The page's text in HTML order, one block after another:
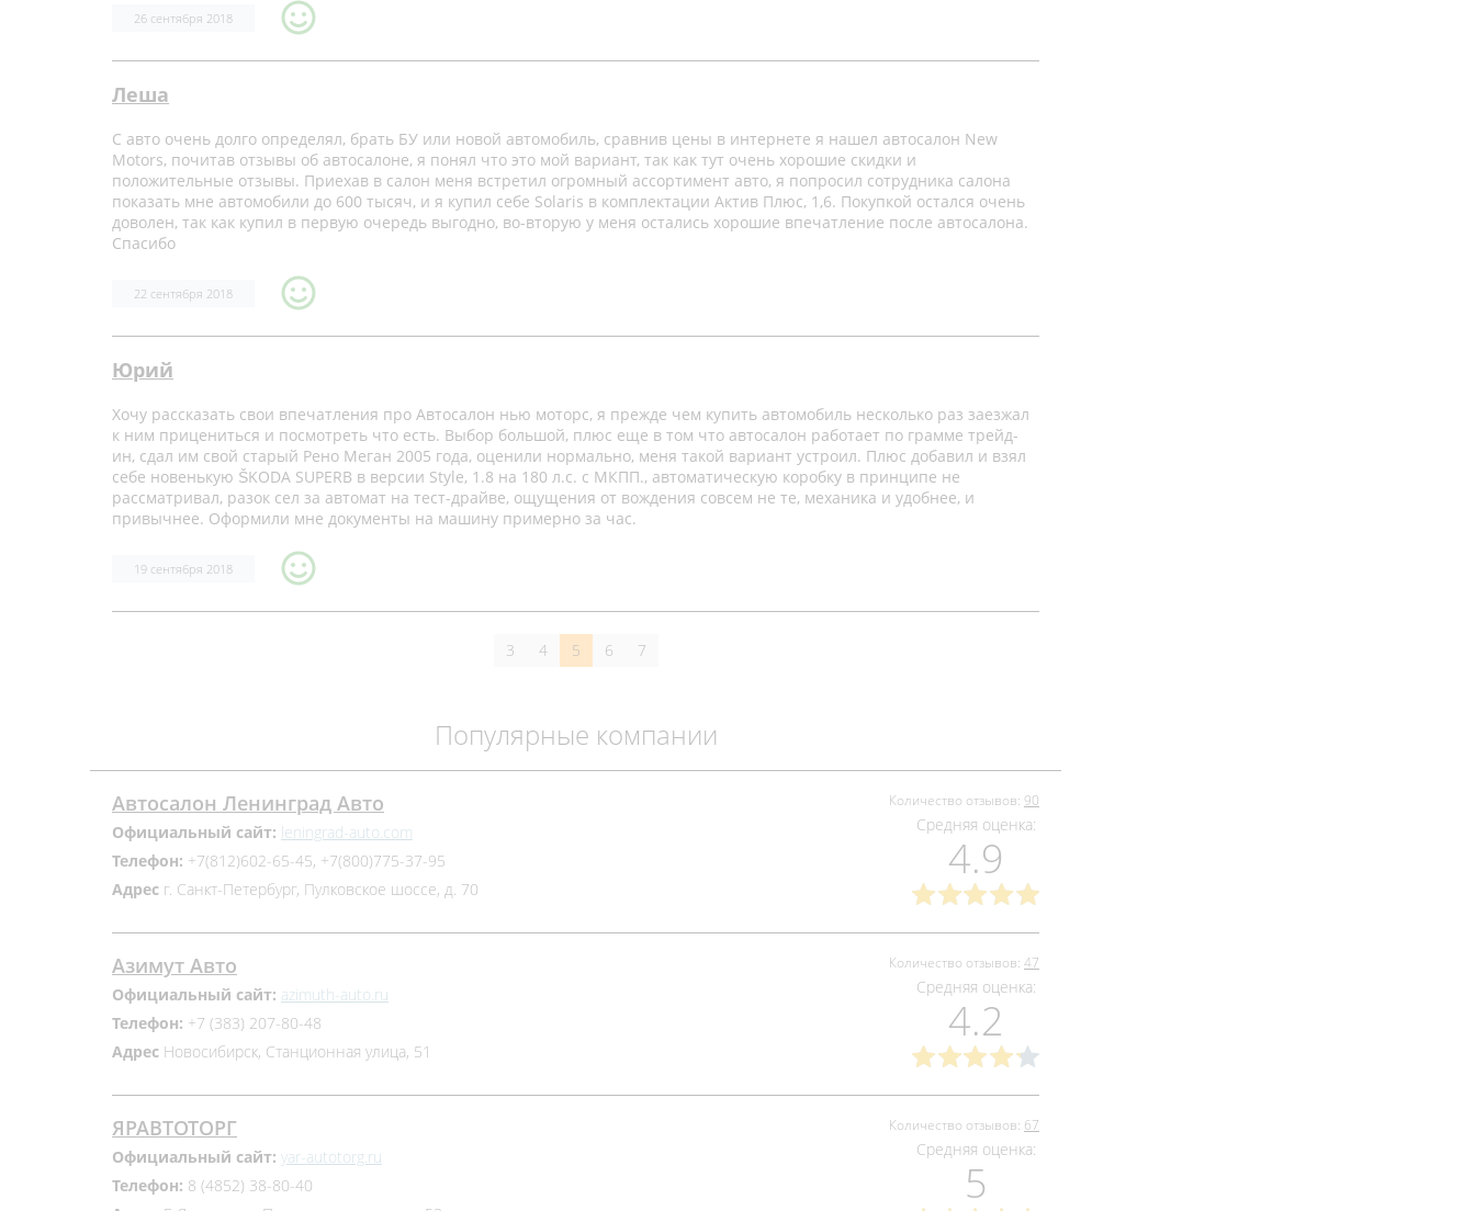
26 сентября 2018
Леша
С авто очень долго определял, брать БУ или новой автомобиль, сравнив цены в интернете я нашел автосалон New
Motors, почитав отзывы об автосалоне, я понял что это мой вариант, так как тут очень хорошие скидки и
положительные отзывы. Приехав в салон меня встретил огромный ассортимент авто, я попросил сотрудника салона
показать мне автомобили до 600 тысяч, и я купил себе Solaris в комплектации Актив Плюс, 1,6. Покупкой остался очень
доволен, так как купил в первую очередь выгодно, во-вторую у меня остались хорошие впечатление после автосалона.
Спасибо
22 сентября 2018
Юрий
Хочу рассказать свои впечатления про Автосалон нью моторс, я прежде чем купить автомобиль несколько раз заезжал
к ним прицениться и посмотреть что есть. Выбор большой, плюс еще в том что автосалон работает по грамме трейд-
ин, сдал им свой старый Рено Меган 2005 года, оценили нормально, меня такой вариант устроил. Плюс добавил и взял
себе новенькую ŠKODA SUPERB в версии Style, 1.8 на 180 л.с. с МКПП., автоматическую коробку в принципе не
рассматривал, разок сел за автомат на тест-драйве, ощущения от вождения совсем не те, механика и удобнее, и
привычнее. Оформили мне документы на машину примерно за час.
19 сентября 2018
3 4 5 6 7
Популярные компании
Количество отзывов: 90
Средняя оценка:
4.9
Автосалон Ленинград Авто
Официальный сайт: leningrad-auto.com
Телефон: +7(812)602-65-45, +7(800)775-37-95
Адрес г. Санкт-Петербург, Пулковское шоссе, д. 70
Количество отзывов: 47
Средняя оценка:
4.2
Азимут Авто
Официальный сайт: azimuth-auto.ru
Телефон: +7 (383) 207-80-48
Адрес Новосибирск, Станционная улица, 51
Количество отзывов: 67
Средняя оценка:
5
ЯРАВТОТОРГ
Официальный сайт: yar-autotorg.ru
Телефон: 8 (4852) 38-80-40